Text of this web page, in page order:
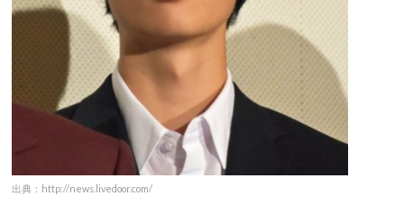
出典：http://news.livedoor.com/